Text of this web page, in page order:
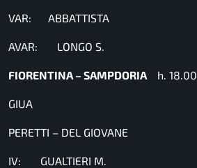
VAR: ABBATTISTA
AVAR: LONGO S.
FIORENTINA – SAMPDORIA h. 18.00
GIUA
PERETTI – DEL GIOVANE
IV: GUALTIERI M.